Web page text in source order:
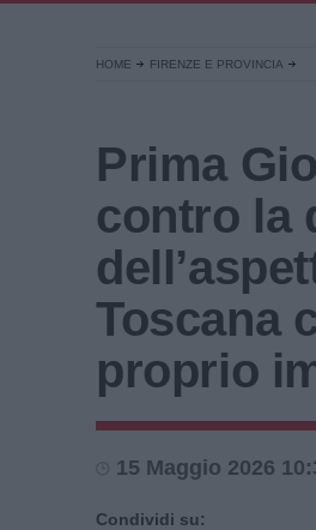
HOME FIRENZE E PROVINCIA
Prima
contro la
Toscana
proprio
15 Maggio 2026
Condividi su: